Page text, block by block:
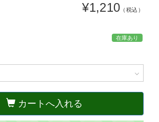
¥1,210 （税込）
在庫あり
カートへ入れる